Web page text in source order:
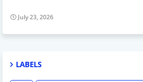
July 23, 2026
LABELS